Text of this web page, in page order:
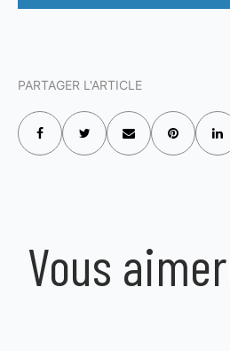
PARTAGER L'ARTICLE
Vous